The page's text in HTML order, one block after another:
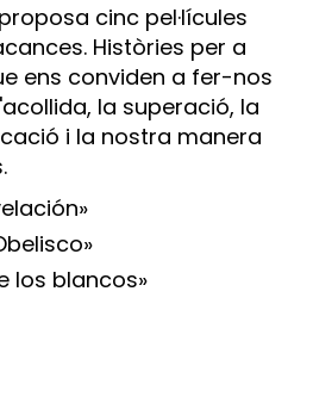
cinc pel·lícules
Històries per a
ens conviden a fer-nos
la superació, la
i la nostra manera
los blancos»